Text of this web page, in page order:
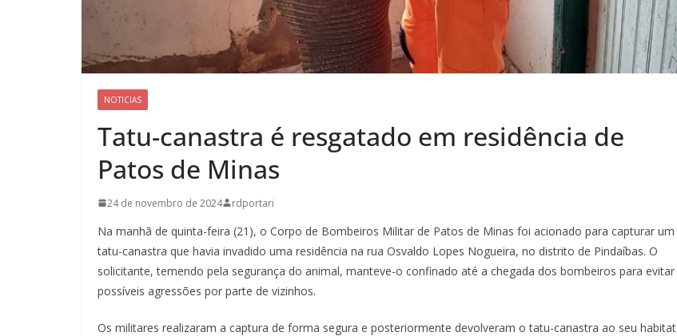
NOTICIAS
Tatu-canastra é resgatado em residência de
Patos de Minas
24 de novembro de 2024 rdportari
Na manhã de quinta-feira (21), o Corpo de Bombeiros Militar de Patos de Minas foi acionado para capturar um
tatu-canastra que havia invadido uma residência na rua Osvaldo Lopes Nogueira, no distrito de Pindaíbas. O
solicitante, temendo pela segurança do animal, manteve-o confinado até a chegada dos bombeiros para evitar
possíveis agressões por parte de vizinhos.
Os militares realizaram a captura de forma segura e posteriormente devolveram o tatu-canastra ao seu habitat